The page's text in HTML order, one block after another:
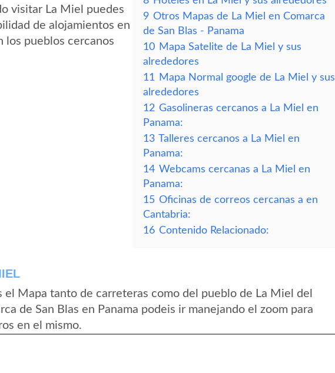
visitar La Miel puedes
de alojamientos en
los pueblos cercanos
9 Otros Mapas de La Miel en Comarca
de San Blas - Panama
10 Mapa Satelite de La Miel y sus
alrededores
11
Mapa Normal google de La Miel y sus
alrededores
12 Gasolineras cercanos a La Miel en
Panama:
13 Talleres cercanos a La Miel en
Panama:
14 Webcams cercanas a La Miel en
Panama:
15 Oficinas de correos cercanas a en
Cantabria:
16 Contenido Relacionado:
el Mapa tanto de carreteras como del pueblo de La Miel del
de San Blas en Panama podeis ir manejando el zoom para
en el mismo.